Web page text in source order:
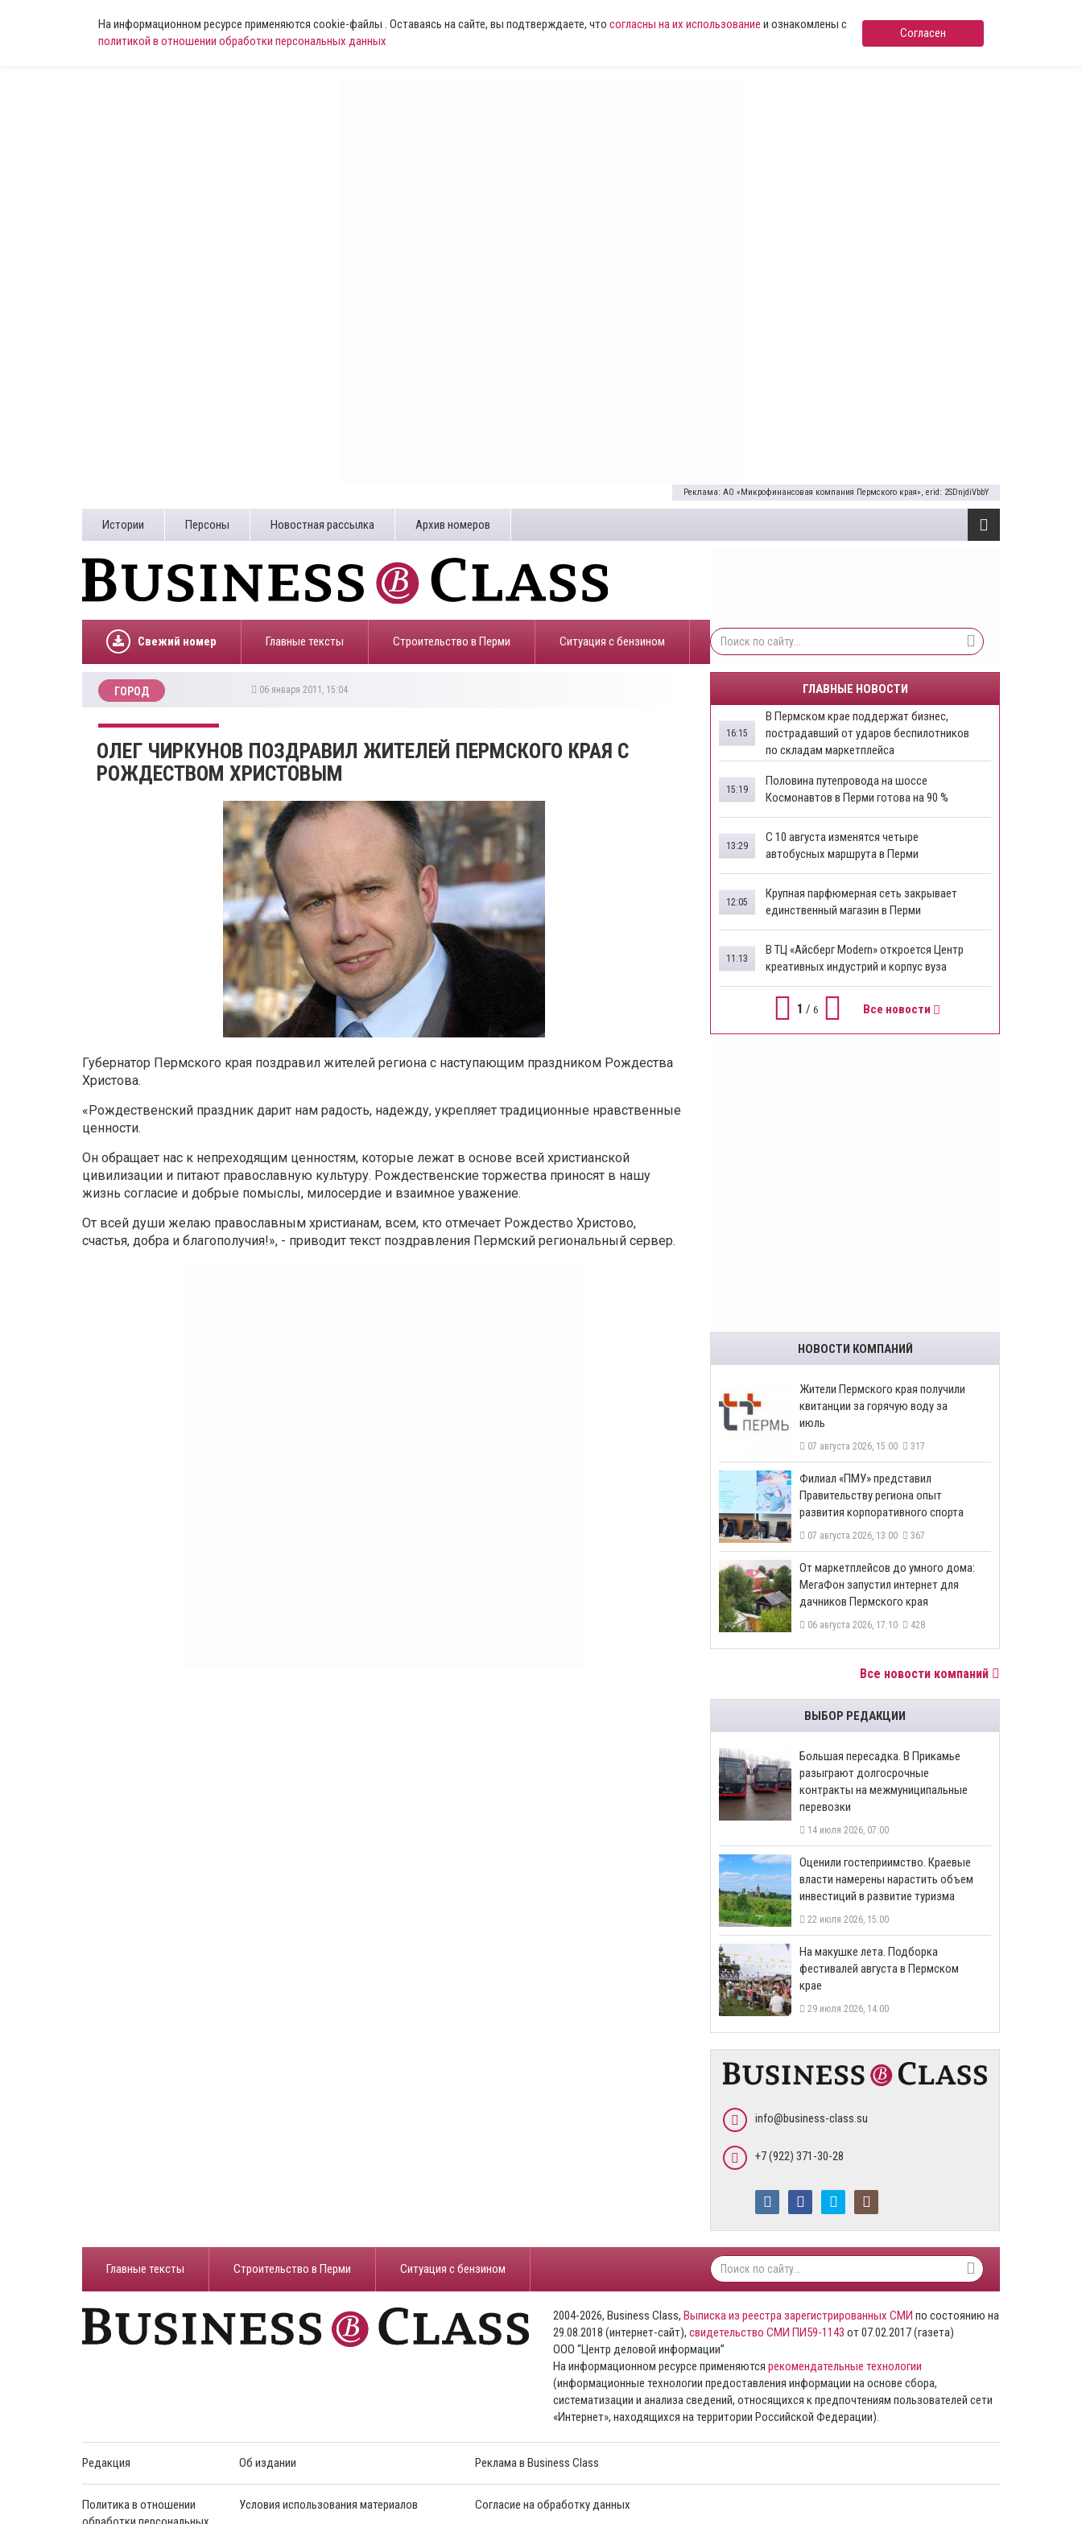
На информационном ресурсе применяются cookie-файлы . Оставаясь на сайте, вы подтверждаете, что согласны на их использование и ознакомлены с
политикой в отношении обработки персональных данных
Согласен
Реклама: АО «Микрофинансовая компания Пермского края», erid: 2SDnjdiVbbY
Истории Персоны Новостная рассылка Архив номеров
Свежий номер Главные тексты Строительство в Перми ​Ситуация с бензином
ГОРОД 06 января 2011, 15:04
ОЛЕГ ЧИРКУНОВ ПОЗДРАВИЛ ЖИТЕЛЕЙ ПЕРМСКОГО КРАЯ С
РОЖДЕСТВОМ ХРИСТОВЫМ
Губернатор Пермского края поздравил жителей региона с наступающим праздником Рождества
Христова.
«Рождественский праздник дарит нам радость, надежду, укрепляет традиционные нравственные
ценности.
Он обращает нас к непреходящим ценностям, которые лежат в основе всей христианской
цивилизации и питают православную культуру. Рождественские торжества приносят в нашу
жизнь согласие и добрые помыслы, милосердие и взаимное уважение.
От всей души желаю православным христианам, всем, кто отмечает Рождество Христово,
счастья, добра и благополучия!», - приводит текст поздравления Пермский региональный сервер.
ГЛАВНЫЕ НОВОСТИ
​В Пермском крае поддержат бизнес,
пострадавший от ударов беспилотников
по складам маркетплейса
16:15
​Половина путепровода на шоссе
Космонавтов в Перми готова на 90 %
15:19
​С 10 августа изменятся четыре
автобусных маршрута в Перми
13:29
​Крупная парфюмерная сеть закрывает
единственный магазин в Перми
12:05
​В ТЦ «Айсберг Modern» откроется Центр
креативных индустрий и корпус вуза
11:13
1 / 6 Все новости
НОВОСТИ КОМПАНИЙ
​Жители Пермского края получили
квитанции за горячую воду за
июль
07 августа 2026, 15:00 317
​Филиал «ПМУ» представил
Правительству региона опыт
развития корпоративного спорта
07 августа 2026, 13:00 367
От маркетплейсов до умного дома:
МегаФон запустил интернет для
дачников Пермского края
06 августа 2026, 17:10 428
Все новости компаний
ВЫБОР РЕДАКЦИИ
Большая пересадка. В Прикамье
разыграют долгосрочные
контракты на межмуниципальные
перевозки
14 июля 2026, 07:00
Оценили гостеприимство. Краевые
власти намерены нарастить объем
инвестиций в развитие туризма
22 июля 2026, 15:00
На макушке лета. Подборка
фестивалей августа в Пермском
крае
29 июля 2026, 14:00
info@business-class.su
+7 (922) 371-30-28
Главные тексты Строительство в Перми ​Ситуация с бензином
2004-2026, Business Class, Выписка из реестра зарегистрированных СМИ по состоянию на
29.08.2018 (интернет-сайт), свидетельство СМИ ПИ59-1143 от 07.02.2017 (газета)
ООО “Центр деловой информации”
На информационном ресурсе применяются рекомендательные технологии
(информационные технологии предоставления информации на основе сбора,
систематизации и анализа сведений, относящихся к предпочтениям пользователей сети
«Интернет», находящихся на территории Российской Федерации).
Редакция Об издании Реклама в Business Class
Политика в отношении
Условия использования материалов Согласие на обработку данных